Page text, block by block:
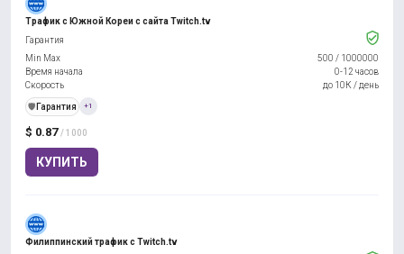
Трафик с Южной Кореи с сайта Twitch.tv
$ 0.87 / 1000
КУПИТЬ
Гарантия
Min Max
500 / 1000000
Время начала
0-12 часов
Скорость
до 10К / день
️🛡️ Гарантия +1
Филиппинский трафик с Twitch.tv